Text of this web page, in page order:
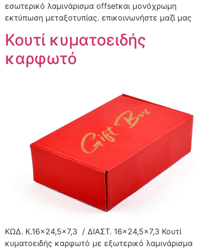
εσωτερικό λαμινάρισμα offsetκαι μονόχρωμη
εκτύπωση μεταξοτυπίας. επικοινωνήστε μαζί μας
Κουτί κυματοειδής
καρφωτό
ΚΩΔ. K.16×24,5×7,3 / ΔΙΑΣΤ. 16×24,5×7,3 Κουτί
κυματοειδής καρφωτό με εξωτερικό λαμινάρισμα